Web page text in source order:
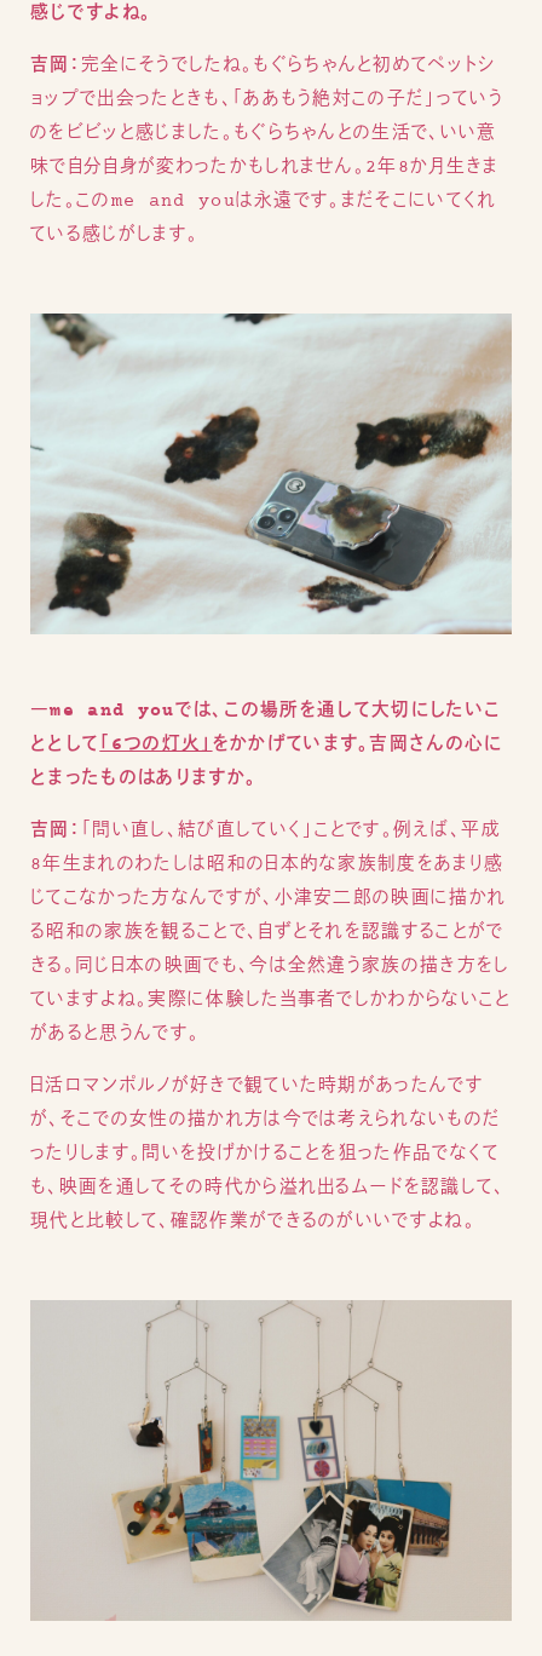
感じですよね。
吉岡：完全にそうでしたね。もぐらちゃんと初めてペットシ
ョップで出会ったときも、「ああもう絶対この子だ」っていう
のをビビッと感じました。もぐらちゃんとの生活で、いい意
味で自分自身が変わったかもしれません。2年8か月生きま
した。このme and youは永遠です。まだそこにいてくれ
ている感じがします。
―me and youでは、この場所を通して大切にしたいこ
ととして「6つの灯火」をかかげています。吉岡さんの心に
とまったものはありますか。
吉岡： 「問い直し、結び直していく」ことです。例えば、平成
8年生まれのわたしは昭和の日本的な家族制度をあまり感
じてこなかった方なんですが、小津安二郎の映画に描かれ
る昭和の家族を観ることで、自ずとそれを認識することがで
きる。同じ日本の映画でも、今は全然違う家族の描き方をし
ていますよね。実際に体験した当事者でしかわからないこと
があると思うんです。
日活ロマンポルノが好きで観ていた時期があったんです
が、そこでの女性の描かれ方は今では考えられないものだ
ったりします。問いを投げかけることを狙った作品でなくて
も、映画を通してその時代から溢れ出るムードを認識して、
現代と比較して、確認作業ができるのがいいですよね。